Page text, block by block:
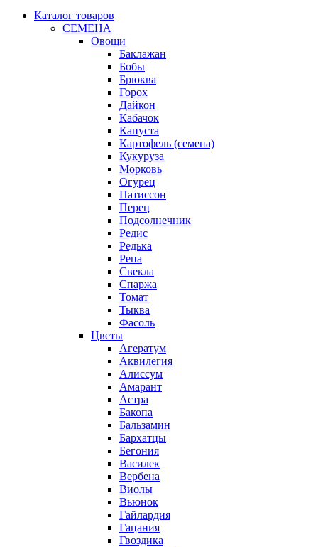
Каталог товаров
СЕМЕНА
Овощи
Баклажан
Бобы
Брюква
Горох
Дайкон
Кабачок
Капуста
Картофель (семена)
Кукуруза
Морковь
Огурец
Патиссон
Перец
Подсолнечник
Редис
Редька
Репа
Свекла
Спаржа
Томат
Тыква
Фасоль
Цветы
Агератум
Аквилегия
Алиссум
Амарант
Астра
Бакопа
Бальзамин
Бархатцы
Бегония
Василек
Вербена
Виолы
Вьюнок
Гайлардия
Гацания
Гвоздика